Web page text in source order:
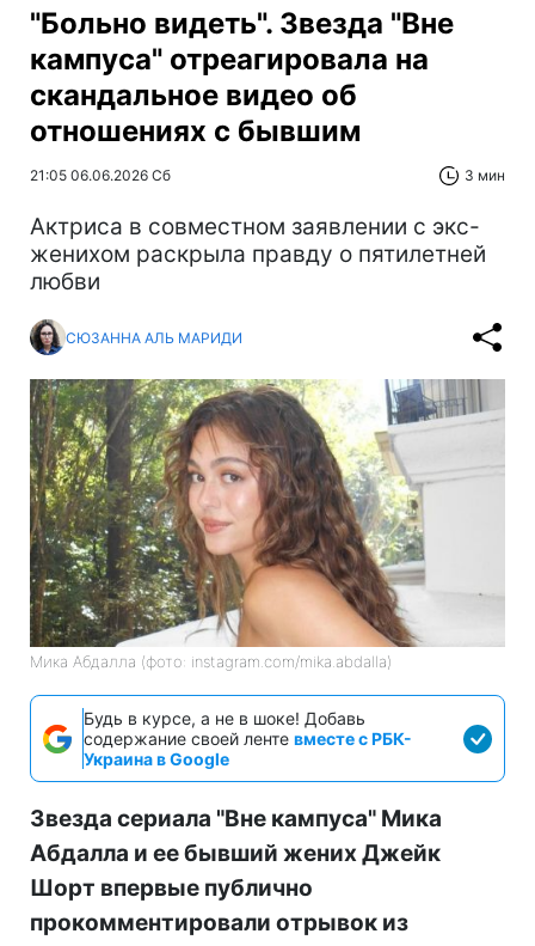
"Больно видеть". Звезда "Вне
кампуса" отреагировала на
скандальное видео об
отношениях с бывшим
21:05 06.06.2026 Сб 3 мин
Актриса в совместном заявлении с экс-
женихом раскрыла правду о пятилетней
любви
СЮЗАННА АЛЬ МАРИДИ
Мика Абдалла (фото: instagram.com/mika.abdalla)
Будь в курсе, а не в шоке! Добавь
содержание своей ленте вместе с РБК-
Украина в Google
Звезда сериала "Вне кампуса" Мика
Абдалла и ее бывший жених Джейк
Шорт впервые публично
прокомментировали отрывок из